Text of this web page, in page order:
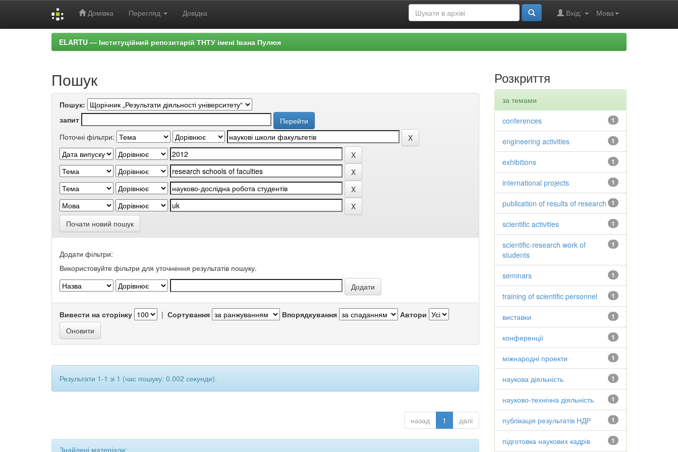
Домівка Перегляд Довідка Мова
Вхід:
ELARTU — Інституційний репозитарій ТНТУ імені Івана Пулюя
Пошук
Пошук:
запит
Поточні фільтри:
Почати новий пошук
Додати фільтри:
Використовуйте фільтри для уточнення результатів пошуку.
Вивести на сторінку | Сортування Впорядкування Автори
Результати 1-1 зі 1 (час пошуку: 0.002 секунди).
назад 1 далі
Знайдені матеріали:
Розкриття
за темами
1
conferences
1
engineering activities
1
exhibitions
1
international projects
1
publication of results of research
1
scientific activities
1
scientific-research work of
students
1
seminars
1
training of scientific personnel
1
виставки
1
конференції
1
міжнародні проекти
1
наукова діяльність
1
науково-технічна діяльність
1
публікація результатів НДР
1
підготовка наукових кадрів